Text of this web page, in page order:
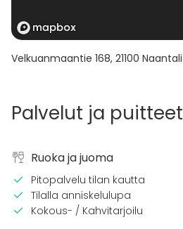
Velkuanmaantie 168, 21100 Naantali
Palvelut ja puitteet
Ruoka ja juoma
Pitopalvelu tilan kautta
Tilalla anniskelulupa
Kokous- / Kahvitarjoilu